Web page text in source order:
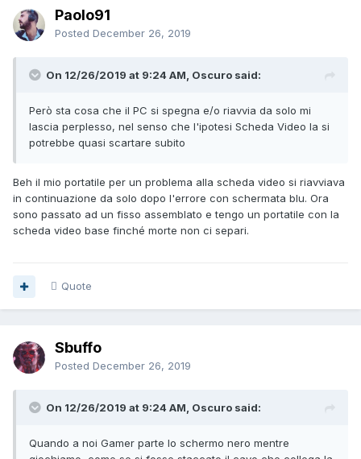
Paolo91
Posted December 26, 2019
On 12/26/2019 at 9:24 AM, Oscuro said:
Però sta cosa che il PC si spegna e/o riavvia da solo mi
lascia perplesso, nel senso che l'ipotesi Scheda Video la si
potrebbe quasi scartare subito
Beh il mio portatile per un problema alla scheda video si riavviava
in continuazione da solo dopo l'errore con schermata blu. Ora
sono passato ad un fisso assemblato e tengo un portatile con la
scheda video base finché morte non ci separi.
Quote
Sbuffo
Posted December 26, 2019
On 12/26/2019 at 9:24 AM, Oscuro said:
Quando a noi Gamer parte lo schermo nero mentre